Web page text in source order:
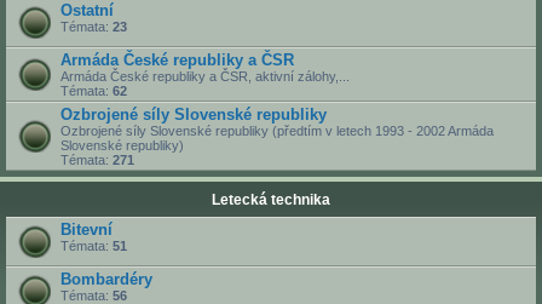
Ostatní
Témata: 23
Armáda České republiky a ČSR
Armáda České republiky a ČSR, aktivní zálohy,...
Témata: 62
Ozbrojené síly Slovenské republiky
Ozbrojené síly Slovenské republiky (předtím v letech 1993 - 2002 Armáda
Slovenské republiky)
Témata: 271
Letecká technika
Bitevní
Témata: 51
Bombardéry
Témata: 56